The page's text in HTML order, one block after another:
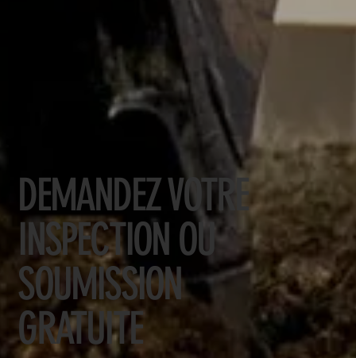
DEMANDEZ VOTRE
INSPECTION OU
SOUMISSION
GRATUITE